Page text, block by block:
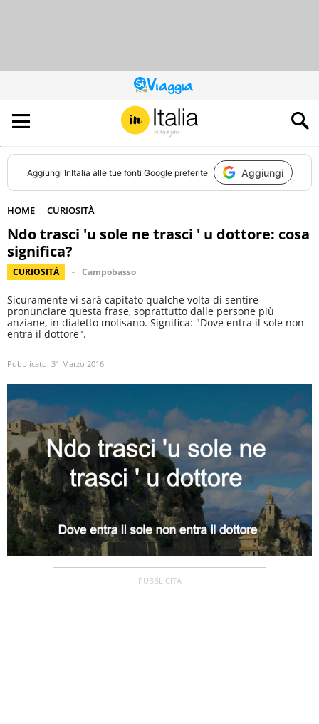
QUESTO
SITO
CONTRIBUISCE
ALL’AUDIENCE
DI
Aggiungi InItalia alle tue fonti Google preferite Aggiungi
HOME CURIOSITÀ
Ndo trasci 'u sole ne trasci ' u dottore: cosa
significa?
CURIOSITÀ Campobasso
Sicuramente vi sarà capitato qualche volta di sentire
pronunciare questa frase, soprattutto dalle persone più
anziane, in dialetto molisano. Significa: "Dove entra il sole non
entra il dottore".
Pubblicato: 31 Marzo 2016